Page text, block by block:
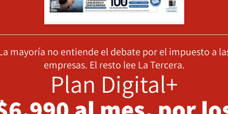
mayoría no entiende el debate por el impuesto a
empresas. El resto lee La Tercera.
Plan Digital+